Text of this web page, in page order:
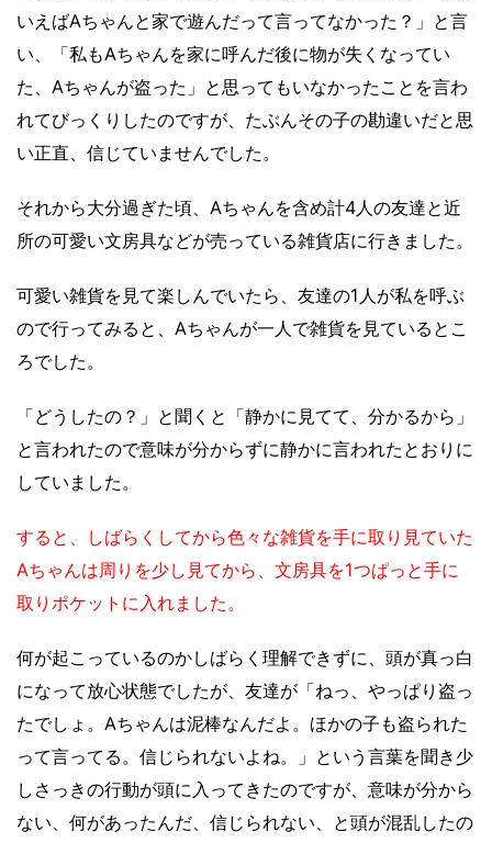
いえばAちゃんと家で遊んだって言ってなかった？」と言
い、「私もAちゃんを家に呼んだ後に物が失くなってい
た、Aちゃんが盗った」と思ってもいなかったことを言わ
れてびっくりしたのですが、たぶんその子の勘違いだと思
い正直、信じていませんでした。
それから大分過ぎた頃、Aちゃんを含め計4人の友達と近
所の可愛い文房具などが売っている雑貨店に行きました。
可愛い雑貨を見て楽しんでいたら、友達の1人が私を呼ぶ
ので行ってみると、Aちゃんが一人で雑貨を見ているとこ
ろでした。
「どうしたの？」と聞くと「静かに見てて、分かるから」
と言われたので意味が分からずに静かに言われたとおりに
していました。
すると、しばらくしてから色々な雑貨を手に取り見ていた
Aちゃんは周りを少し見てから、文房具を1つぱっと手に
取りポケットに入れました。
何が起こっているのかしばらく理解できずに、頭が真っ白
になって放心状態でしたが、友達が「ねっ、やっぱり盗っ
たでしょ。Aちゃんは泥棒なんだよ。ほかの子も盗られた
って言ってる。信じられないよね。」という言葉を聞き少
しさっきの行動が頭に入ってきたのですが、意味が分から
ない、何があったんだ、信じられない、と頭が混乱したの